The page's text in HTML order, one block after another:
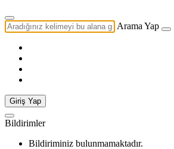
Arama Yap
Giriş Yap
Bildirimler
Bildiriminiz bulunmamaktadır.